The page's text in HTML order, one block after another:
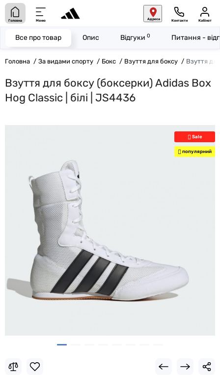
Головна Меню Адреса Контакти Кабінет
Головна За видами спорту Бокс Взуття для боксу Взуття
Взуття для боксу (боксерки) Adidas Box
Hog Classic | білі | JS4436
Все про товар Опис Відгуки 0 Питання -
Sale
популярний